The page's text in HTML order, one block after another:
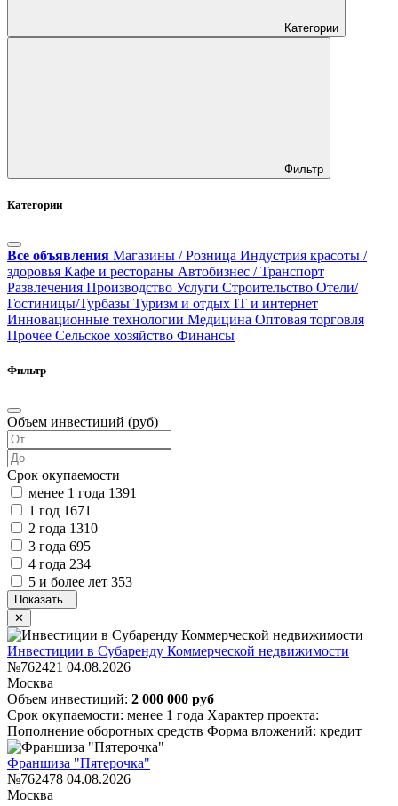
Категории
Фильтр
Категории
Все объявления Магазины / Розница Индустрия красоты /
здоровья Кафе и рестораны Автобизнес / Транспорт
Развлечения Производство Услуги Строительство Отели/
Гостиницы/Турбазы Туризм и отдых IT и интернет
Инновационные технологии Медицина Оптовая торговля
Прочее Сельское хозяйство Финансы
Фильтр
Объем инвестиций (руб)
Срок окупаемости
менее 1 года 1391
1 год 1671
2 года 1310
3 года 695
4 года 234
5 и более лет 353
Инвестиции в Субаренду Коммерческой недвижимости
№762421 04.08.2026
Москва
Объем инвестиций: 2 000 000 руб
Срок окупаемости: менее 1 года Характер проекта:
Пополнение оборотных средств Форма вложений: кредит
Франшиза "Пятерочка"
№762478 04.08.2026
Москва